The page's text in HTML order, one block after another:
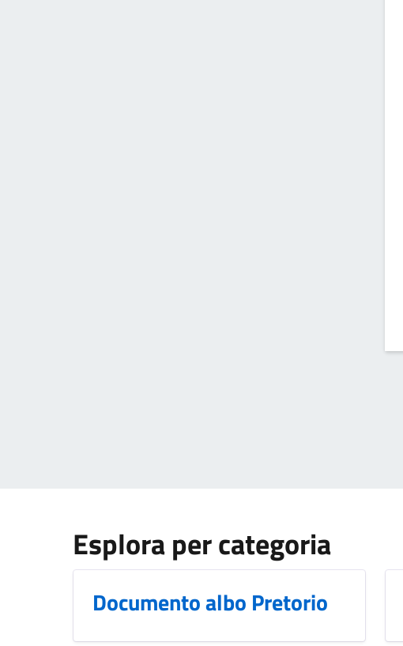
Esplora per categoria
Documento albo Pretorio